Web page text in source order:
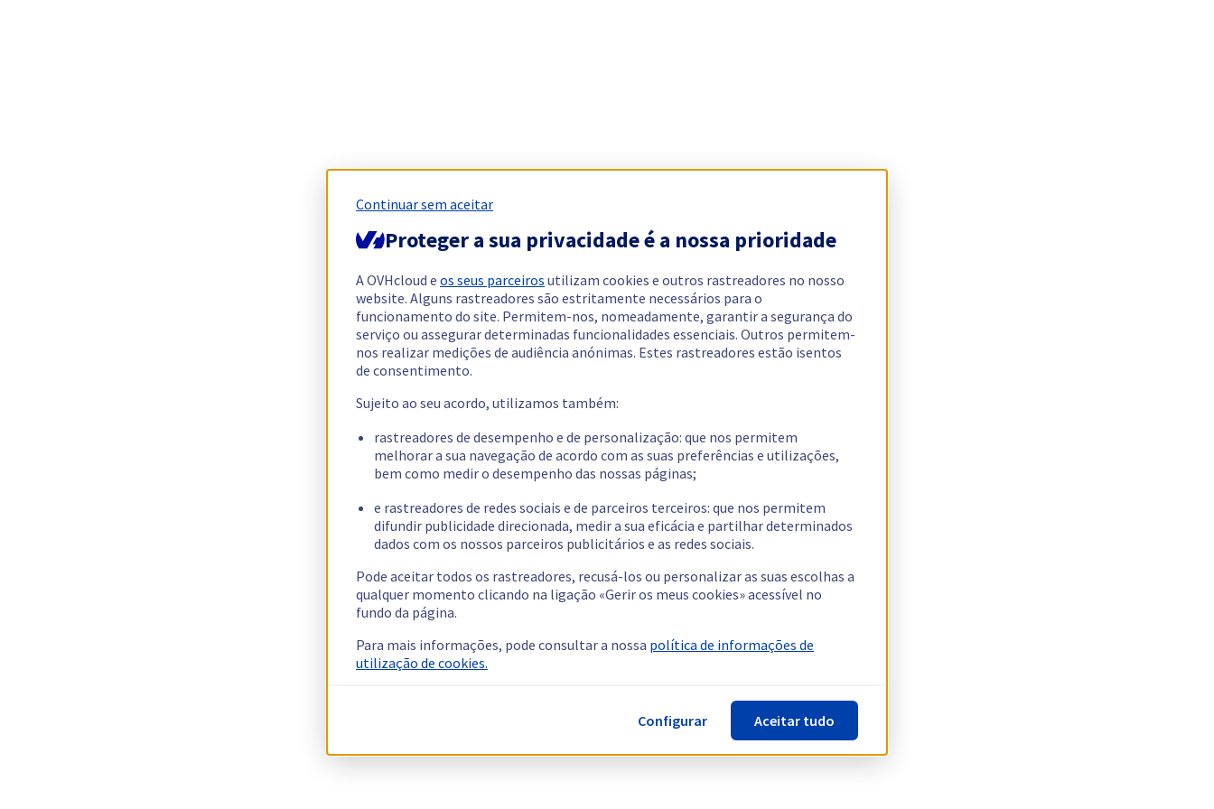
Continuar sem aceitar
Proteger a sua privacidade é a nossa prioridade
A OVHcloud e os seus parceiros utilizam cookies e outros rastreadores no nosso
website. Alguns rastreadores são estritamente necessários para o
funcionamento do site. Permitem-nos, nomeadamente, garantir a segurança do
serviço ou assegurar determinadas funcionalidades essenciais. Outros permitem-
nos realizar medições de audiência anónimas. Estes rastreadores estão isentos
de consentimento.
Sujeito ao seu acordo, utilizamos também:
rastreadores de desempenho e de personalização: que nos permitem
melhorar a sua navegação de acordo com as suas preferências e utilizações,
bem como medir o desempenho das nossas páginas;
e rastreadores de redes sociais e de parceiros terceiros: que nos permitem
difundir publicidade direcionada, medir a sua eficácia e partilhar determinados
dados com os nossos parceiros publicitários e as redes sociais.
Pode aceitar todos os rastreadores, recusá-los ou personalizar as suas escolhas a
qualquer momento clicando na ligação «Gerir os meus cookies» acessível no
fundo da página.
Para mais informações, pode consultar a nossa política de informações de
utilização de cookies.
Configurar Aceitar tudo